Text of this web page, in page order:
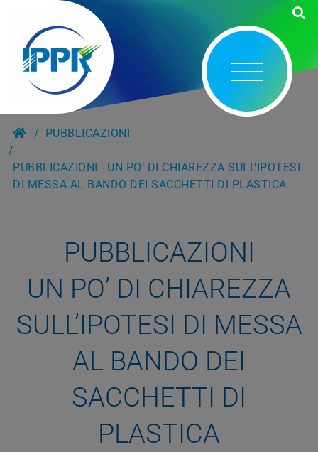
PUBBLICAZIONI
PUBBLICAZIONI - UN PO’ DI CHIAREZZA SULL’IPOTESI
DI MESSA AL BANDO DEI SACCHETTI DI PLASTICA
PUBBLICAZIONI
UN PO’ DI CHIAREZZA
SULL’IPOTESI DI MESSA
AL BANDO DEI
SACCHETTI DI
PLASTICA